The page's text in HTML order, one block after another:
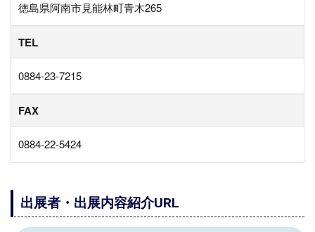
徳島県阿南市見能林町青木265
TEL
0884-23-7215
FAX
0884-22-5424
出展者・出展内容紹介URL